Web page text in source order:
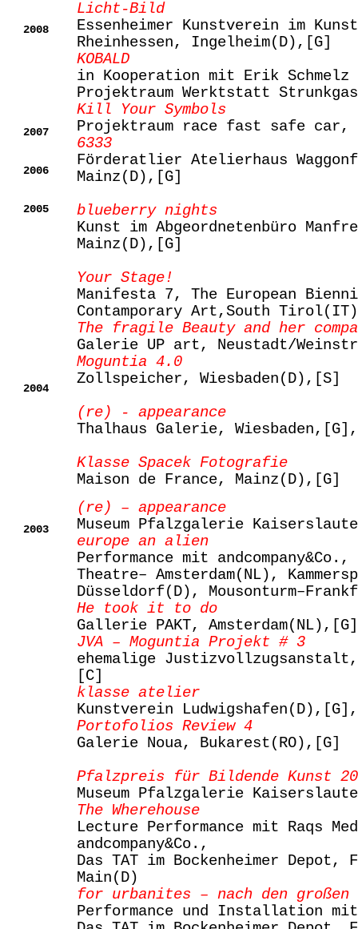
2008
2007
2006
2005
2004
2003
Licht-Bild
Essenheimer Kunstverein im
Rheinhessen, Ingelheim(D),[G]
KOBALD
in Kooperation mit Erik Schmelz
Projektraum Werktstatt
Kill Your Symbols
Projektraum race fast safe
6333
Förderatlier Atelierhaus
Mainz(D),[G]
blueberry nights
Kunst im Abgeordnetenbüro
Mainz(D),[G]
Your Stage!
Manifesta 7, The European
Contamporary Art,South
The fragile Beauty and her
Galerie UP art, Neustadt/
Moguntia 4.0
Zollspeicher, Wiesbaden(D),[S]
(re) - appearance
Thalhaus Galerie,
Klasse Spacek Fotografie
Maison de France, Mainz(D),[G]
(re) – appearance
Museum Pfalzgalerie
europe an alien
Performance mit
Theatre– Amsterdam(NL),
Düsseldorf(D),
He took it to do
Gallerie PAKT,
JVA – Moguntia Projekt # 3
ehemalige
[C]
klasse atelier
Kunstverein
Portofolios Review 4
Galerie Noua, Bukarest(RO),[G]
Pfalzpreis für Bildende Kunst
Museum Pfalzgalerie
The Wherehouse
Lecture Performance mit Raqs
andcompany&Co.,
Das TAT im Bockenheimer Depot,
Main(D)
for urbanites – nach den großen
Performance und Installation mit